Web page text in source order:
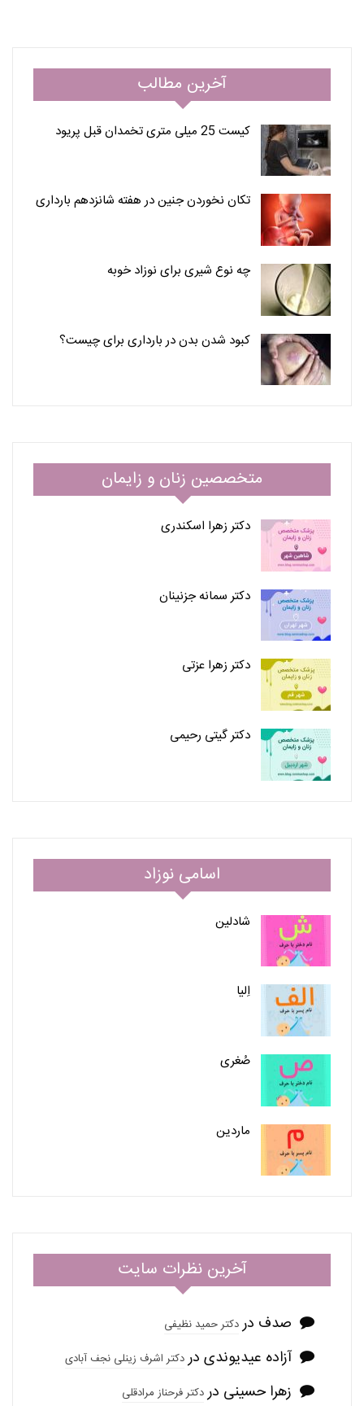
آخرین مطالب
کیست 25 میلی متری تخمدان قبل پریود
تکان نخوردن جنین در هفته شانزدهم بارداری
چه نوع شیری برای نوزاد خوبه
کبود شدن بدن در بارداری برای چیست؟
متخصصین زنان و زایمان
دکتر زهرا اسکندری
دکتر سمانه جزنینان
دکتر زهرا عزتی
دکتر گیتی رحیمی
اسامی نوزاد
شادلین
اِلیا
صُغری
ماردین
آخرین نظرات سایت
صدف دردکتر حمید نظیفی
آزاده عیدیوندی دردکتر اشرف زینلی نجف آبادی
زهرا حسینی دردکتر فرحناز مرادقلی